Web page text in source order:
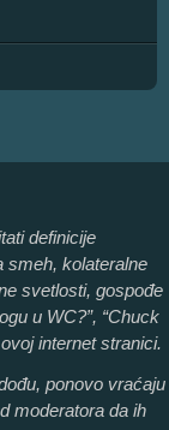
definicije
smeh, kolateralne
svetlosti, gospođe
u WC?”, “Chuck
internet stranici.
ponovo vraćaju
moderatora da ih